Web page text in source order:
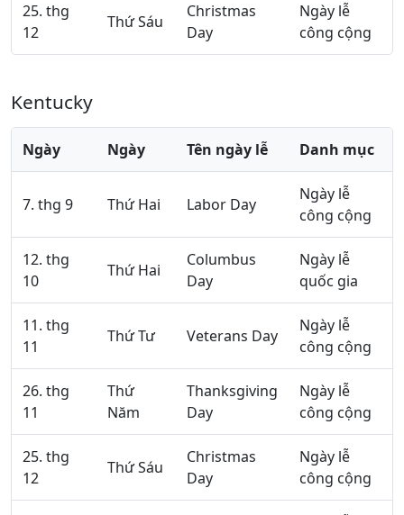
25. thg
12
Thứ Sáu
Christmas
Day
Ngày lễ
công cộng
Kentucky
Ngày Ngày Tên ngày lễ Danh mục
7. thg 9 Thứ Hai Labor Day
Ngày lễ
công cộng
12. thg
10
Thứ Hai
Columbus
Day
Ngày lễ
quốc gia
11. thg
11
Thứ Tư Veterans Day
Ngày lễ
công cộng
26. thg
11
Thứ
Năm
Thanksgiving
Day
Ngày lễ
công cộng
25. thg
12
Thứ Sáu
Christmas
Day
Ngày lễ
công cộng